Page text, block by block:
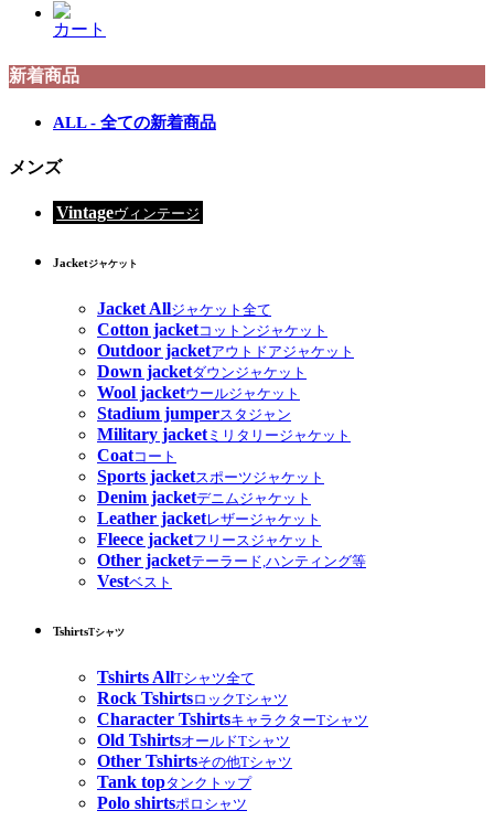
カート
新着商品
ALL - 全ての新着商品
メンズ
Vintageヴィンテージ
Jacketジャケット
Jacket Allジャケット全て
Cotton jacketコットンジャケット
Outdoor jacketアウトドアジャケット
Down jacketダウンジャケット
Wool jacketウールジャケット
Stadium jumperスタジャン
Military jacketミリタリージャケット
Coatコート
Sports jacketスポーツジャケット
Denim jacketデニムジャケット
Leather jacketレザージャケット
Fleece jacketフリースジャケット
Other jacketテーラード,ハンティング等
Vestベスト
TshirtsTシャツ
Tshirts AllTシャツ全て
Rock TshirtsロックTシャツ
Character TshirtsキャラクターTシャツ
Old TshirtsオールドTシャツ
Other Tshirtsその他Tシャツ
Tank topタンクトップ
Polo shirtsポロシャツ